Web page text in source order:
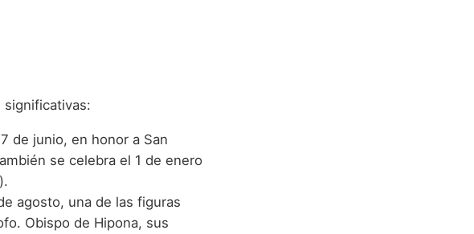
significativas:
de junio, en honor a San
se celebra el 1 de enero
agosto, una de las figuras
Obispo de Hipona, sus